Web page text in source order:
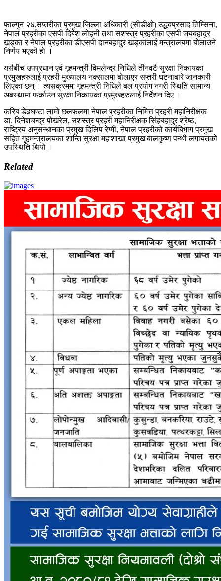
फाल्गुन २४,सप्तरीका प्रमुख जिल्ला अधिकारी (सीडीओ) उद्धबप्रसाद तिम्सिना,
नेपाल प्रहरीका एसपी दिबेश लोहनी तथा सशस्त्र प्रहरीका एसपी जयबहादुर
खड्का र नेपाल प्रहरीका डीएसपी दानबहादुर खड्कालाई मन्त्रालयमा बोलाउने
निर्णय भएको हो ।
यसैबीच उपप्रधान एवं गृहमन्त्री विमलेन्द्र निधिले तीनवटै सुरक्षा निकायका
प्रमुखहरुलाई प्रहरी मुख्यालय नक्सालमा बोलाएर सप्तरी घटनाबारे जानकारी
लिएका छन् । त्यसक्रममा गृहमन्त्री निधिले बल प्रयोग नगरी स्थिति सामान्य
अबस्थामा फर्काउन सुरक्षा निकायका प्रमुखहरुलाई निर्देशन दिए ।
करिब डेढघण्टा लामो छलफलमा नेपाल प्रहरीका निमित्त प्रहरी महानिरीक्षक
डा. दिनेशचन्द्र पोखरेल, सशस्त्र प्रहरी महानिरीक्षक सिंहबहादुर श्रेष्ठ,
राष्ट्रिय अनुसन्धानका प्रमुख दिलिप रेग्मी, नेपाल प्रहरीको कार्यबिभाग प्रमुख
सहित गृहमन्त्रालयका शान्ति सुरक्षा महाशाखा प्रमुख बालकृष्ण पन्थी लगायतको
उपस्थिति थियो ।
Related